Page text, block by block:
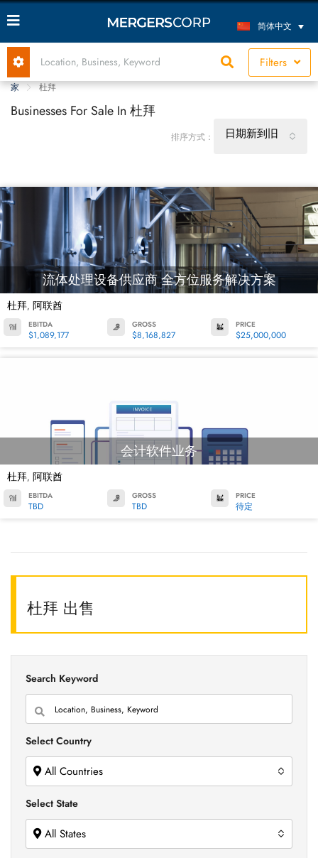
简体中文
Filters
家 杜拜
Businesses For Sale In 杜拜
排序方式： 日期新到旧
流体处理设备供应商 全方位服务解决方案
杜拜, 阿联酋
EBITDA
$1,089,177
GROSS
$8,168,827
PRICE
$25,000,000
会计软件业务
杜拜, 阿联酋
EBITDA
TBD
GROSS
TBD
PRICE
待定
杜拜 出售
Search Keyword
Select Country
All Countries
Select State
All States